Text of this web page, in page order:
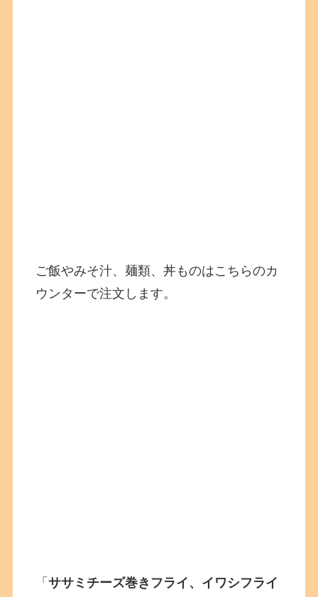
ご飯やみそ汁、麺類、丼ものはこちらのカ
ウンターで注文します。
「ササミチーズ巻きフライ、イワシフライ